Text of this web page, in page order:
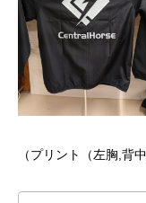
（プリント（左胸,背中